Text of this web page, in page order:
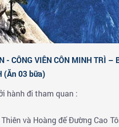
điêu khắc.
ẩm thực người Hồinổi tiếng
đây. Nghỉ đêm tại khách sạn
- CÔNG VIÊN CÔN MINH TRÌ –
(Ăn 03 bữa)
hành đi tham quan :
và Hoàng đế Đường Cao